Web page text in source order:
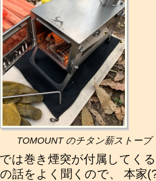
TOMOUNT のチタン薪ストーブ
は巻き煙突が付属してく
話をよく聞くので、 本家